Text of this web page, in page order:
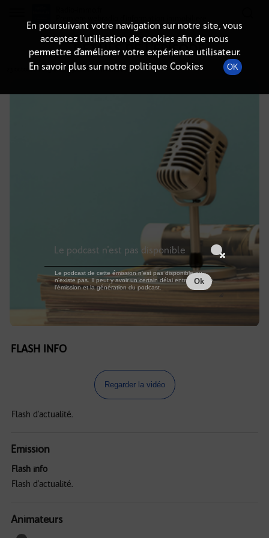
DÉTAILS DE L'ÉPISODE
23 octobre 2025à 12h59, durée : Invalid date
FLASH INFO
Regarder la vidéo
Flash d'actualité.
Emission
Flash info
Flash d'actualité.
Animateurs
En poursuivant votre navigation sur notre site, vous
acceptez l’utilisation de cookies afin de nous
permettre d’améliorer votre expérience utilisateur.
En savoir plus sur notre politique Cookies
OK
Le podcast n'est pas disponible
Le podcast de cette émission n'est pas disponible ou
n'existe pas. Il peut y avoir un certain délai entre la fin de
l'émission et la génération du podcast.
Ok